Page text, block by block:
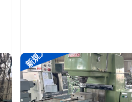
新規入荷
#2立フライス盤
メーカー 大隈豊和